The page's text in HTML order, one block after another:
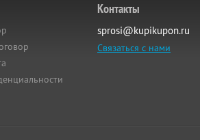
Контакты
sprosi@kupikupon.ru
Связаться с нами